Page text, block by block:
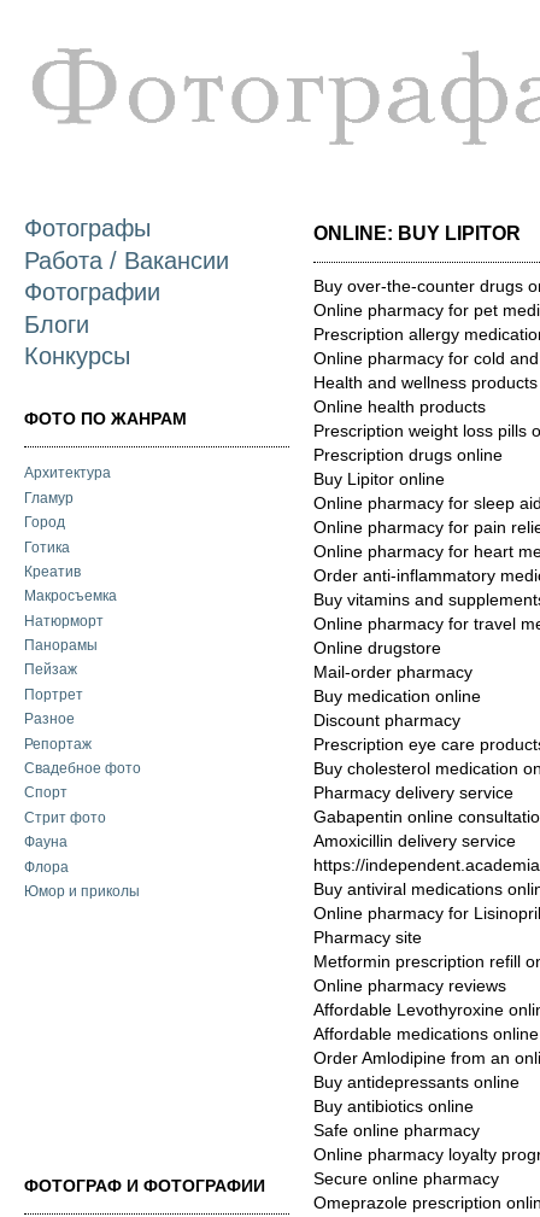
Фотографы
Работа / Вакансии
Фотографии
Блоги
Конкурсы
ФОТО ПО ЖАНРАМ
Архитектура
Гламур
Город
Готика
Креатив
Макросъемка
Натюрморт
Панорамы
Пейзаж
Портрет
Разное
Репортаж
Свадебное фото
Спорт
Стрит фото
Фауна
Флора
Юмор и приколы
ФОТОГРАФ И ФОТОГРАФИИ
ONLINE: BUY LIPITOR
Buy over-the-counter drugs
Online pharmacy for pet
Prescription allergy
Online pharmacy for cold
Health and wellness
Online health products
Prescription weight loss pills
Prescription drugs online
Buy Lipitor online
Online pharmacy for sleep
Online pharmacy for pain
Online pharmacy for heart
Order anti-inflammatory
Buy vitamins and
Online pharmacy for travel
Online drugstore
Mail-order pharmacy
Buy medication online
Discount pharmacy
Prescription eye care
Buy cholesterol medication
Pharmacy delivery service
Gabapentin online
Amoxicillin delivery service
https://
Buy antiviral medications
Online pharmacy for Lisinopril
Pharmacy site
Metformin prescription refill
Online pharmacy reviews
Affordable Levothyroxine
Affordable medications online
Order Amlodipine from an
Buy antidepressants online
Buy antibiotics online
Safe online pharmacy
Online pharmacy loyalty
Secure online pharmacy
Omeprazole prescription